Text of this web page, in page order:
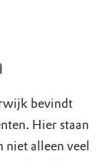
bevindt
Hier staan
alleen veel